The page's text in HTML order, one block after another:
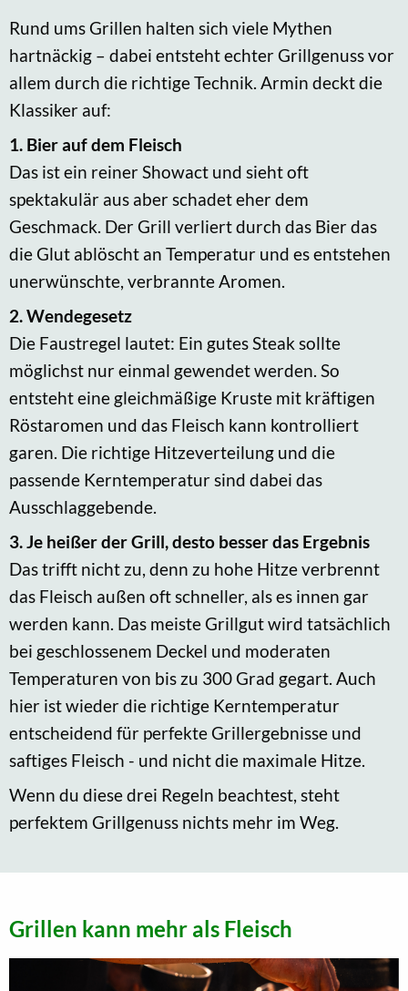
Rund ums Grillen halten sich viele Mythen
hartnäckig – dabei entsteht echter Grillgenuss vor
allem durch die richtige Technik. Armin deckt die
Klassiker auf:
1. Bier auf dem Fleisch
Das ist ein reiner Showact und sieht oft
spektakulär aus aber schadet eher dem
Geschmack. Der Grill verliert durch das Bier das
die Glut ablöscht an Temperatur und es entstehen
unerwünschte, verbrannte Aromen.
2. Wendegesetz
Die Faustregel lautet: Ein gutes Steak sollte
möglichst nur einmal gewendet werden. So
entsteht eine gleichmäßige Kruste mit kräftigen
Röstaromen und das Fleisch kann kontrolliert
garen. Die richtige Hitzeverteilung und die
passende Kerntemperatur sind dabei das
Ausschlaggebende.
3. Je heißer der Grill, desto besser das Ergebnis
Das trifft nicht zu, denn zu hohe Hitze verbrennt
das Fleisch außen oft schneller, als es innen gar
werden kann. Das meiste Grillgut wird tatsächlich
bei geschlossenem Deckel und moderaten
Temperaturen von bis zu 300 Grad gegart. Auch
hier ist wieder die richtige Kerntemperatur
entscheidend für perfekte Grillergebnisse und
saftiges Fleisch - und nicht die maximale Hitze.
Wenn du diese drei Regeln beachtest, steht
perfektem Grillgenuss nichts mehr im Weg.
Grillen kann mehr als Fleisch